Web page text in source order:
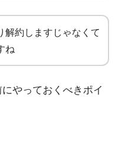
解約しますじゃなくて
ね
やっておくべきポイ